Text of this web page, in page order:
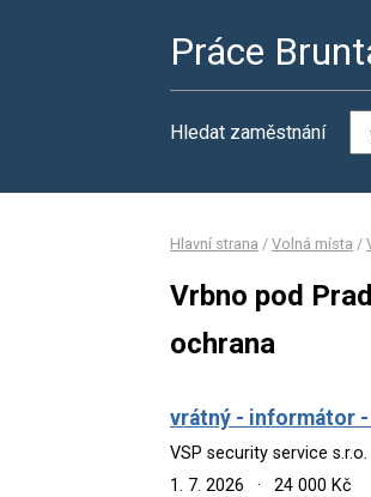
Práce
Hledat zaměstnání
Hlavní strana / Volná místa /
Vrbno pod
ochrana
vrátný - informátor -
VSP security service s.r.o.
1. 7. 2026
· 24 000 Kč